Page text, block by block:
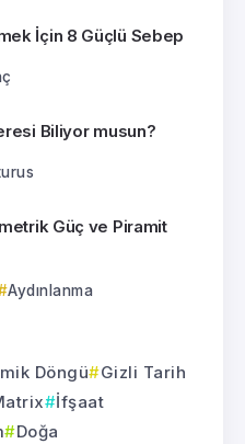
İçin 8 Güçlü Sebep
Biliyor musun?
Güç ve Piramit
Aydınlanma
Döngü
Gizli Tarih
İfşaat
Doğa